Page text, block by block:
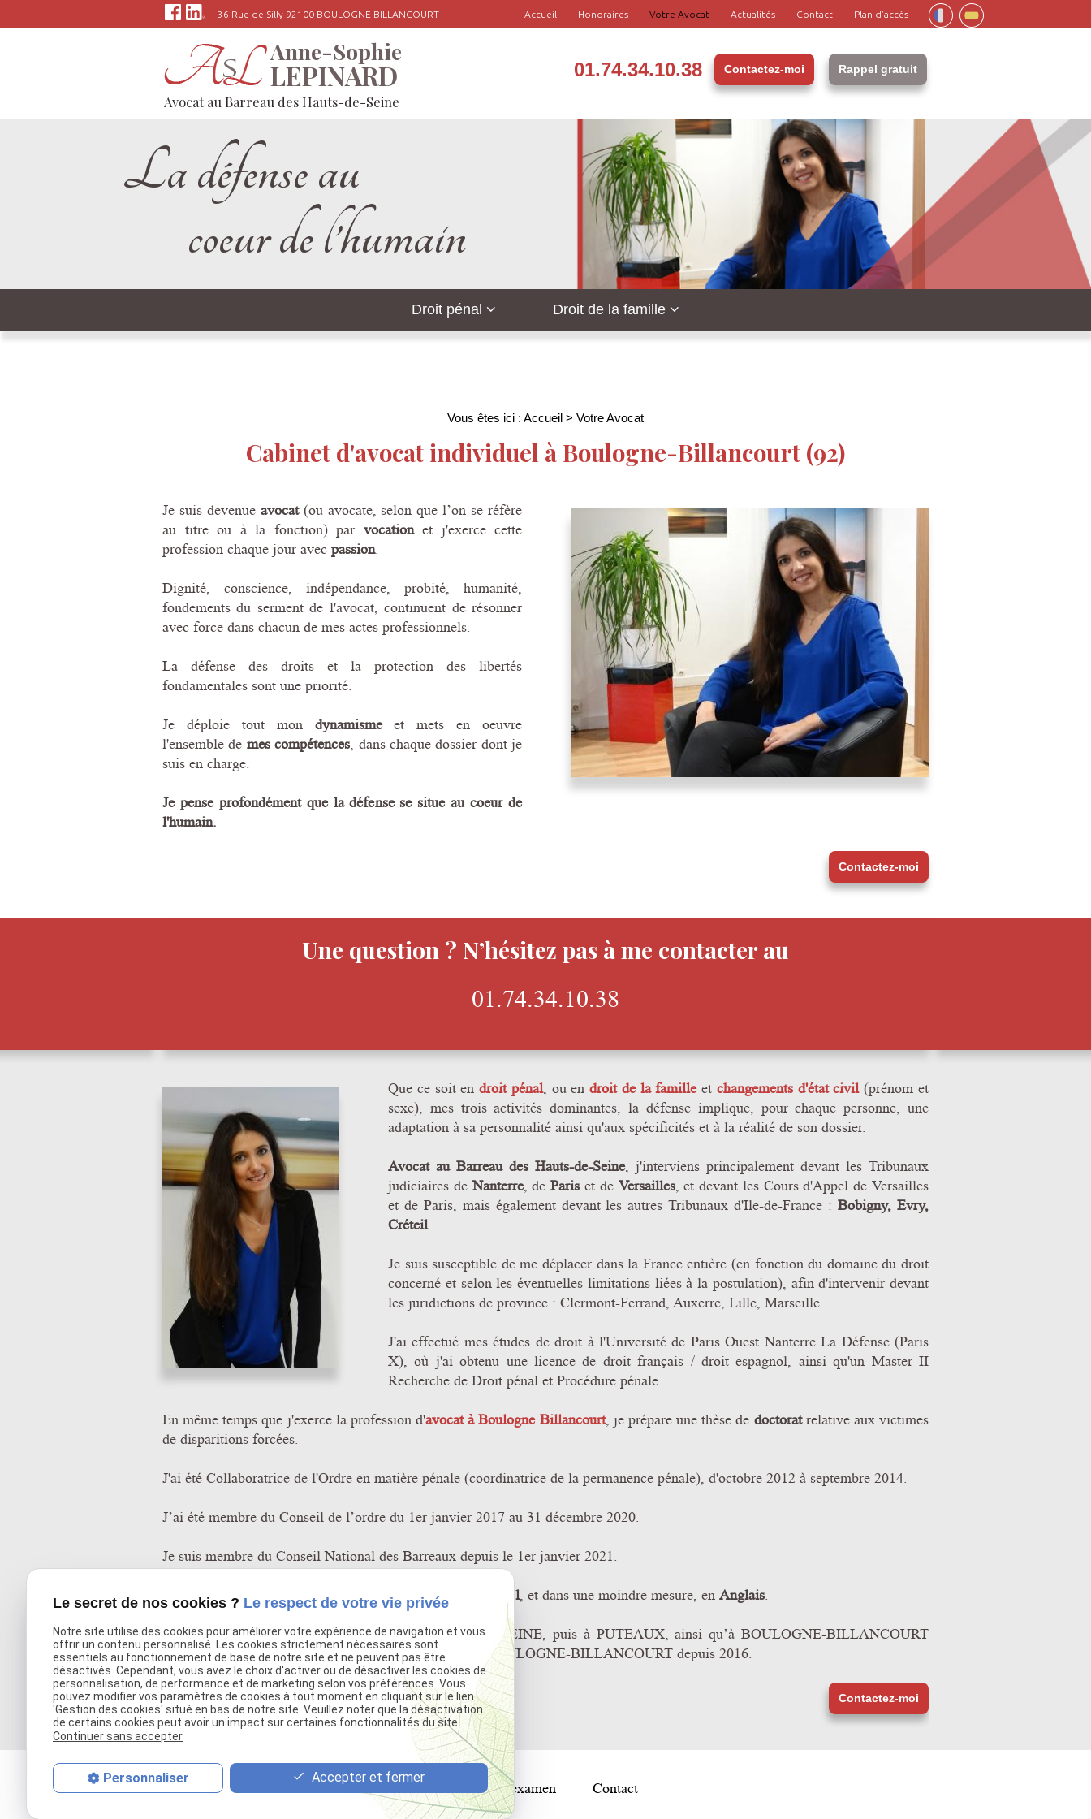
36 Rue de Silly 92100 BOULOGNE-BILLANCOURT Accueil Honoraires Votre Avocat Actualités Contact Plan d'accès
Anne-Sophie
LEPINARD
Avocat au Barreau des Hauts-de-Seine
01.74.34.10.38 Contactez-moi Rappel gratuit
La défense au
coeur de l’humain
Droit pénal Droit de la famille
Vous êtes ici : Accueil > Votre Avocat
Cabinet d'avocat individuel à Boulogne-Billancourt (92)
Je suis devenue avocat(ou avocate, selon que l’on se réfère
au titre ou à la fonction) par vocationet j'exerce cette
profession chaque jour avec passion.
Dignité, conscience, indépendance, probité, humanité,
fondements du serment de l'avocat, continuent de résonner
avec force dans chacun de mes actes professionnels.
La défense des droits et la protection des libertés
fondamentales sont une priorité.
Je déploie tout mon dynamismeet mets en oeuvre
l'ensemble de mes compétences, dans chaque dossier dont je
suis en charge.
Je pense profondément que la défense se situe au coeur de
l'humain.
Contactez-moi
Une question ? N’hésitez pas à me contacter au
01.74.34.10.38
Que ce soit endroit pénal, ou endroit de la familleet changements d'état civil(prénom et
sexe), mes trois activités dominantes, la défense implique, pour chaque personne, une
adaptation à sa personnalité ainsi qu'aux spécificités et à la réalité de son dossier.
Avocat au Barreau des Hauts-de-Seine, j'interviens principalement devant les Tribunaux
judiciaires deNanterre, deParis et de Versailles, et devant les Cours d'Appel de Versailles
et de Paris, mais également devant les autres Tribunaux d'Ile-de-France :Bobigny, Evry,
Créteil.
Je suis susceptible de me déplacer dans la France entière (en fonction du domaine du droit
concerné et selon les éventuelles limitations liées à la postulation), afin d'intervenir devant
les juridictions de province : Clermont-Ferrand, Auxerre, Lille, Marseille..
J'ai effectué mes études de droit à l'Université de Paris Ouest Nanterre La Défense (Paris
X), où j'ai obtenu une licence de droit français / droit espagnol, ainsi qu'un Master II
Recherche de Droit pénal et Procédure pénale.
En même temps que j'exerce la profession d'avocat à Boulogne Billancourt, je prépare une thèse de doctoratrelative aux victimes
de disparitions forcées.
J'ai été Collaboratrice de l'Ordre en matière pénale (coordinatrice de la permanence pénale), d'octobre 2012 à septembre 2014.
J’ai été membre du Conseil de l’ordre du 1er janvier 2017 au 31 décembre 2020.
Je suis membre du Conseil National des Barreaux depuis le 1er janvier 2021.
Je suis à même de m’entretenir avec les clients, en
Espagnol, et dans une moindre mesure, en Anglais.
Après avoir exercé plusieurs années à NEUILLY-SUR-SEINE, puis à PUTEAUX, ainsi qu’à BOULOGNE-BILLANCOURT
avec d’autres avocats, j’exerce en cabinet individuel à BOULOGNE-BILLANCOURT depuis 2016.
Contactez-moi
Consultez également : Droit de la famille Mise en examen Contact
Panneau de gestion des cookies
Le secret de nos cookies ? Le respect de votre vie privée
Notre site utilise des cookies pour améliorer votre expérience de navigation et vous
offrir un contenu personnalisé. Les cookies strictement nécessaires sont
essentiels au fonctionnement de base de notre site et ne peuvent pas être
désactivés. Cependant, vous avez le choix d'activer ou de désactiver les cookies de
personnalisation, de performance et de marketing selon vos préférences. Vous
pouvez modifier vos paramètres de cookies à tout moment en cliquant sur le lien
'Gestion des cookies' situé en bas de notre site. Veuillez noter que la désactivation
de certains cookies peut avoir un impact sur certaines fonctionnalités du site.
Continuer sans accepter
Personnaliser Accepter et fermer